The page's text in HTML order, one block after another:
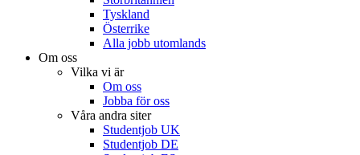
Tyskland
Österrike
Alla jobb utomlands
Om oss
Vilka vi är
Om oss
Jobba för oss
Våra andra siter
Studentjob UK
Studentjob DE